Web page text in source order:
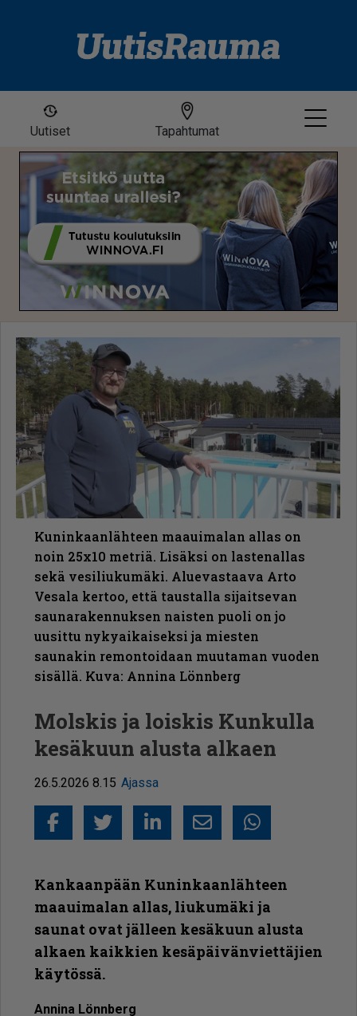
Uutiset Tapahtumat
Kuninkaanlähteen maauimalan allas on
noin 25x10 metriä. Lisäksi on lastenallas
sekä vesiliukumäki. Aluevastaava Arto
Vesala kertoo, että taustalla sijaitsevan
saunarakennuksen naisten puoli on jo
uusittu nykyaikaiseksi ja miesten
saunakin remontoidaan muutaman vuoden
sisällä. Kuva: Annina Lönnberg
Molskis ja loiskis Kunkulla
kesäkuun alusta alkaen
26.5.2026 8.15 Ajassa
FacebookTwitter
LinkedIn
SähköpostiWhatsapp
Kankaanpään Kuninkaanlähteen
maauimalan allas, liukumäki ja
saunat ovat jälleen kesäkuun alusta
alkaen kaikkien kesäpäi­vän­viet­täjien
käytössä.
An­ni­na Lön­n­berg